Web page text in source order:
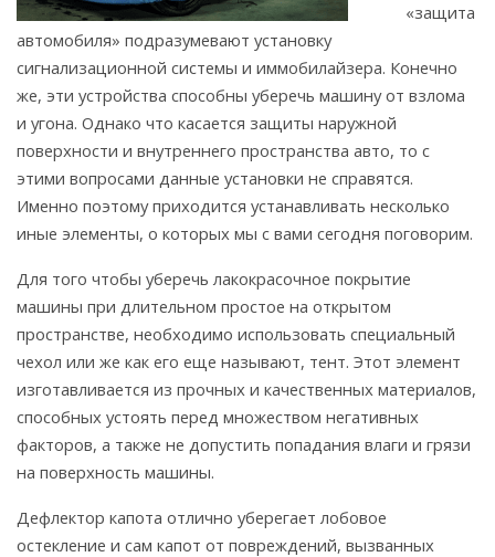
«защита
автомобиля» подразумевают установку
сигнализационной системы и иммобилайзера. Конечно
же, эти устройства способны уберечь машину от взлома
и угона. Однако что касается защиты наружной
поверхности и внутреннего пространства авто, то с
этими вопросами данные установки не справятся.
Именно поэтому приходится устанавливать несколько
иные элементы, о которых мы с вами сегодня поговорим.
Для того чтобы уберечь лакокрасочное покрытие
машины при длительном простое на открытом
пространстве, необходимо использовать специальный
чехол или же как его еще называют, тент. Этот элемент
изготавливается из прочных и качественных материалов,
способных устоять перед множеством негативных
факторов, а также не допустить попадания влаги и грязи
на поверхность машины.
Дефлектор капота отлично уберегает лобовое
остекление и сам капот от повреждений, вызванных